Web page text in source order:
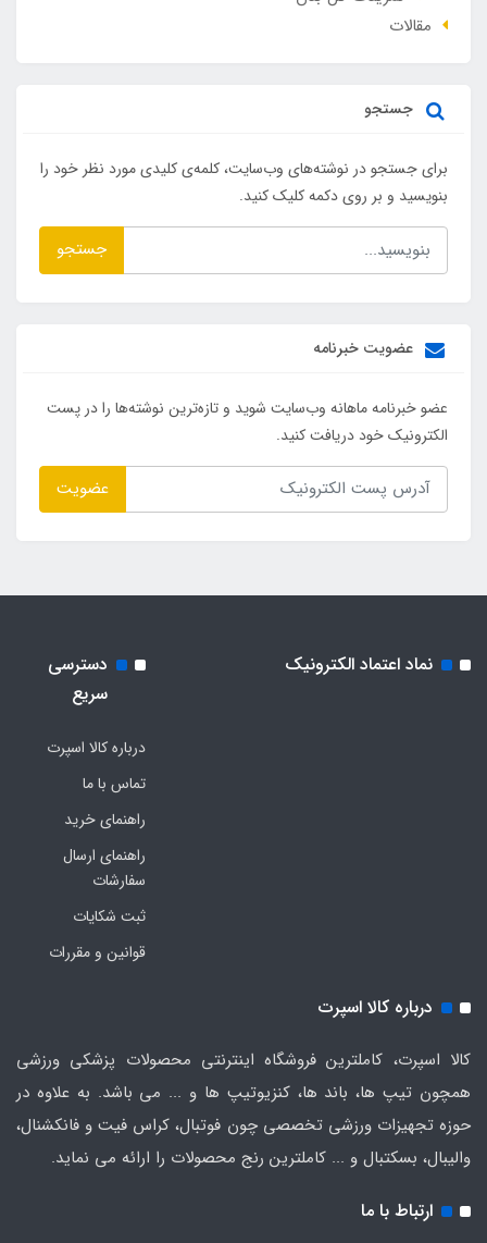
مقالات
جستجو
برای جستجو در نوشته‌های وب‌سایت، کلمه‌ی کلیدی مورد نظر خود را
بنویسید و بر روی دکمه کلیک کنید.
جستجو
عضویت خبرنامه
عضو خبرنامه ماهانه وب‌سایت شوید و تازه‌ترین نوشته‌ها را در پست
الکترونیک خود دریافت کنید.
عضویت
نماد اعتماد الکترونیک
دسترسی
سریع
درباره کالا اسپرت
تماس با ما
راهنمای خرید
راهنمای ارسال
سفارشات
ثبت شکایات
قوانین و مقررات
درباره کالا اسپرت
کالا اسپرت، کاملترین فروشگاه اینترنتی محصولات پزشکی ورزشی
همچون تیپ ها، باند ها، کنزیوتیپ ها و ... می باشد. به علاوه در
حوزه تجهیزات ورزشی تخصصی چون فوتبال، کراس فیت و فانکشنال،
والیبال، بسکتبال و ... کاملترین رنج محصولات را ارائه می نماید.
ارتباط با ما